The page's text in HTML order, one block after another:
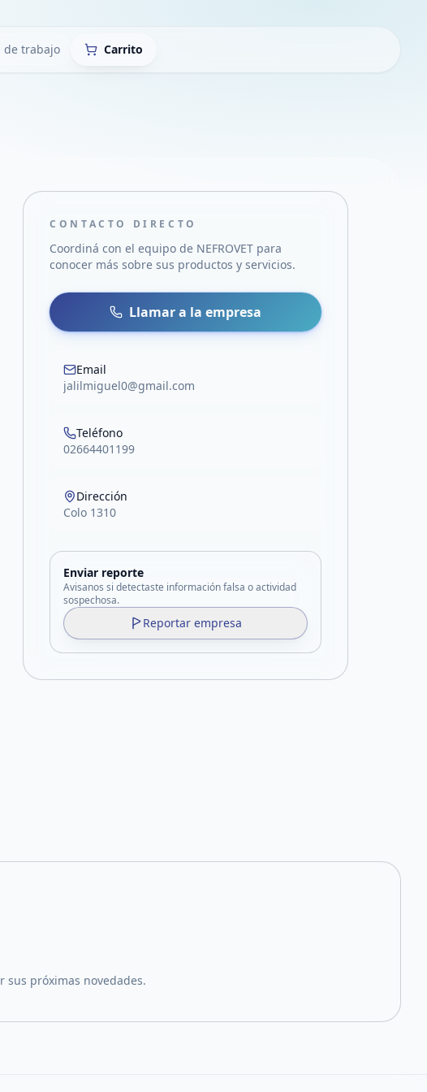
de trabajo Carrito
empresa
por WhatsApp
por mail
en Facebook
CONTACTO DIRECTO
Coordiná con el equipo de NEFROVET para
conocer más sobre sus productos y servicios.
Llamar a la empresa
Email
jalilmiguel0@gmail.com
Teléfono
02664401199
Dirección
Colo 1310
Enviar reporte
Avisanos si detectaste información falsa o actividad
sospechosa.
Reportar empresa
sus próximas novedades.